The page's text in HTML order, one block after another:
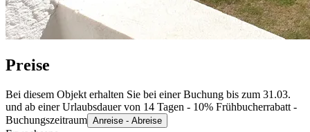
Preise
Bei diesem Objekt erhalten Sie bei einer Buchung bis zum 31.03.
und ab einer Urlaubsdauer von 14 Tagen - 10% Frühbucherrabatt -
Buchungszeitraum Anreise - Abreise